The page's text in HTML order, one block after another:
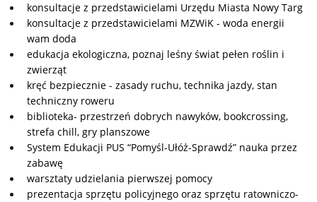
konsultacje z przedstawicielami Urzędu Miasta Nowy Targ
konsultacje z przedstawicielami MZWiK - woda energii
wam doda
edukacja ekologiczna, poznaj leśny świat pełen roślin i
zwierząt
kręć bezpiecznie - zasady ruchu, technika jazdy, stan
techniczny roweru
biblioteka- przestrzeń dobrych nawyków, bookcrossing,
strefa chill, gry planszowe
System Edukacji PUS “Pomyśl-Ułóż-Sprawdź” nauka przez
zabawę
warsztaty udzielania pierwszej pomocy
prezentacja sprzętu policyjnego oraz sprzętu ratowniczo-